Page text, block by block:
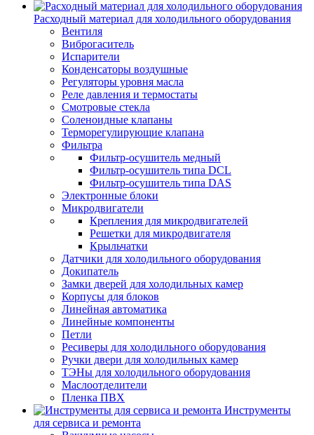
Расходный материал для холодильного оборудования
Вентиля
Виброгаситель
Испарители
Конденсаторы воздушные
Регуляторы уровня масла
Реле давления и термостаты
Смотровые стекла
Соленоидные клапаны
Терморегулирующие клапана
Фильтра
Фильтр-осушитель медный
Фильтр-осушитель типа DCL
Фильтр-осушитель типа DAS
Электронные блоки
Микродвигатели
Крепления для микродвигателей
Решетки для микродвигателя
Крыльчатки
Датчики для холодильного оборудования
Докипатель
Замки дверей для холодильных камер
Корпусы для блоков
Линейная автоматика
Линейные компоненты
Петли
Ресиверы для холодильного оборудования
Ручки двери для холодильных камер
ТЭНы для холодильного оборудования
Маслоотделители
Пленка ПВХ
Инструменты
для сервиса и ремонта